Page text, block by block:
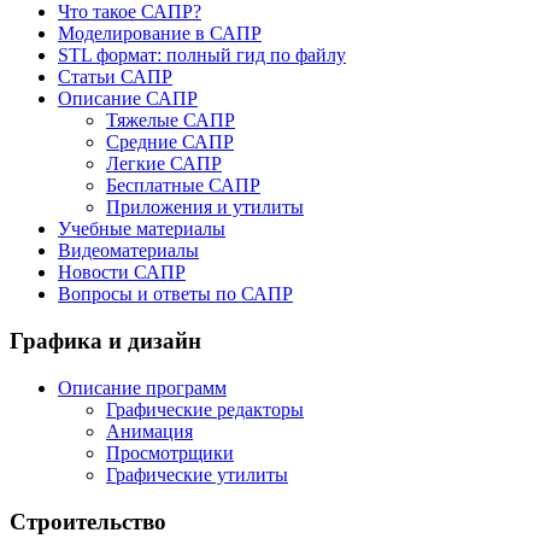
Что такое САПР?
Моделирование в САПР
STL формат: полный гид по файлу
Статьи САПР
Описание САПР
Тяжелые САПР
Средние САПР
Легкие САПР
Бесплатные САПР
Приложения и утилиты
Учебные материалы
Видеоматериалы
Новости САПР
Вопросы и ответы по САПР
Графика и дизайн
Описание программ
Графические редакторы
Анимация
Просмотрщики
Графические утилиты
Строительство